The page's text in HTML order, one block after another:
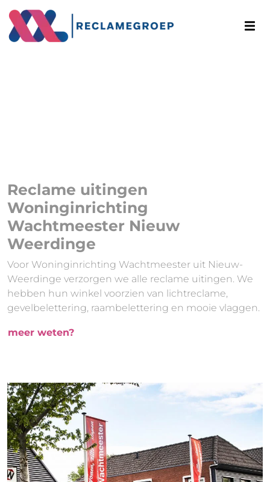
Reclame uitingen
Woninginrichting
Wachtmeester Nieuw
Weerdinge
Voor Woninginrichting Wachtmeester uit Nieuw-
Weerdinge verzorgen we alle reclame uitingen. We
hebben hun winkel voorzien van lichtreclame,
gevelbelettering, raambelettering en mooie vlaggen.
meer weten?